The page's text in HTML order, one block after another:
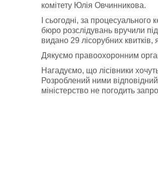
комітету Юлія Овчинникова.
І сьогодні, за
бюро розслідувань вручили
видано 29 лісорубних квитків,
Дякуємо правоохоронним
Нагадуємо, що лісівники
Розроблений ними
міністерство не погодить